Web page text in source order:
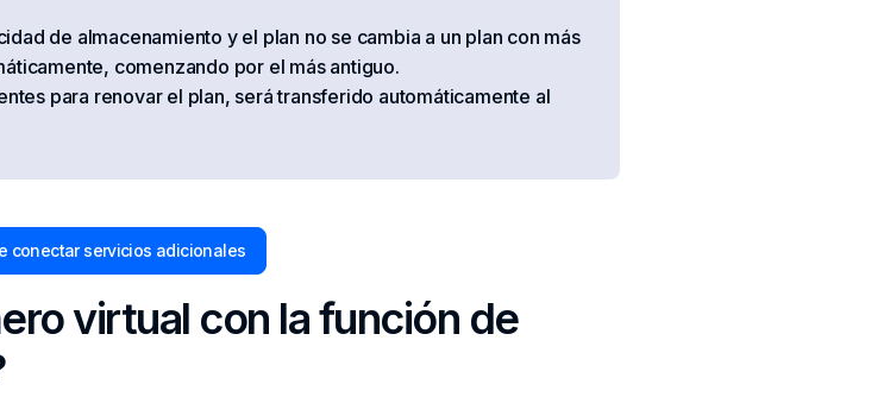
de almacenamiento y el plan no se cambia a un plan con más
comenzando por el más antiguo.
para renovar el plan, será transferido automáticamente al
conectar servicios adicionales
virtual con la función de